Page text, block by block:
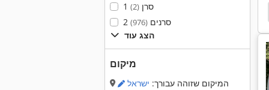
1 סרן(2)
2 סרנים(976)
הצג עוד
מיקום
המיקום שזוהה עבורך: ישראל
Renault Dci 100